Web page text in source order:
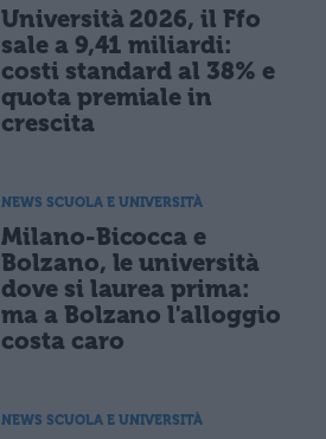
Università 2026, il Ffo
sale a 9,41 miliardi:
costi standard al 38% e
quota premiale in
crescita
NEWS SCUOLA E UNIVERSITÀ
Milano-Bicocca e
Bolzano, le università
dove si laurea prima:
ma a Bolzano l'alloggio
costa caro
NEWS SCUOLA E UNIVERSITÀ